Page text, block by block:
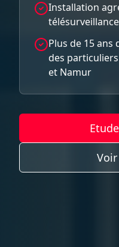
Installation
télésurveillance
Plus de 15 ans
des
et Namur